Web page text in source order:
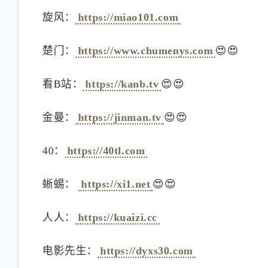
互动
最近评论
旋风： https://miao101.com
楚门： https://www.chumenys.com 😍😍
看B站： https://kanb.tv 😍😍
金曼： https://jinman.tv 😍😍
40： https://40tl.com
蜥蜴： https://xi1.net 😍😍
人人： https://kuaizi.cc
电影先生： https://dyxs30.com